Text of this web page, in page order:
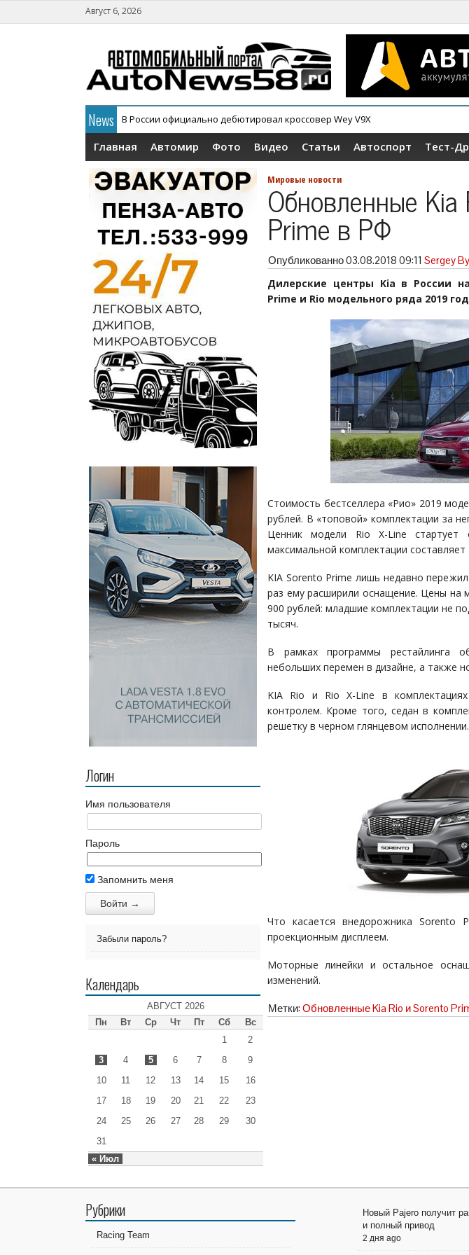
Август 6, 2026
News В России официально дебютировал кроссовер Wey V9X
Главная Автомир Фото Видео Статьи Автоспорт Тест-
Логин
Имя пользователя
Пароль
Запомнить меня
Забыли пароль?
Календарь
АВГУСТ 2026
Пн
Вт Ср Чт Пт Сб Вс
« Июл
1
2
3
4 5 6 7 8
9
10
11 12 13 14 15
16
17
18 19 20 21 22
23
24
25 26 27 28 29
30
31
Мировые новости
Обновленные Kia
Prime в РФ
Опубликованно03.08.2018 09:11 Sergey
Дилерские центры Kia в России
Prime и Rio модельного ряда 2019
Стоимость бестселлера «Рио» 2019
рублей. В «топовой» комплектации за
Ценник модели Rio X-Line
максимальной комплектации
KIA Sorento Prime лишь недавно
раз ему расширили оснащение. Цены на
900 рублей: младшие комплектации не
тысяч.
В рамках программы рестайлинга
небольших перемен в дизайне, а также
KIA Rio и Rio X-Line в
контролем. Кроме того, седан в
решетку в черном глянцевом исполнении.
Что касается внедорожника Sorento
проекционным дисплеем.
Моторные линейки и остальное
изменений.
Метки: Обновленные Kia Rio и Sorento
Рубрики
Racing Team
Новый Pajero получит
и полный привод
2 дня ago